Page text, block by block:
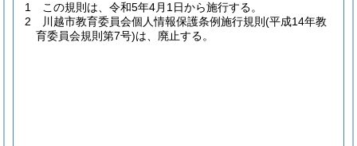
1
この規則は、令和5年4月1日から施行する。
2
川越市教育委員会個人情報保護条例施行規則 (平成14年教
育委員会規則第7号)は、廃止する。